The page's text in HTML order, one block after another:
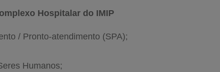
Hospitalar do IMIP
/ Pronto-atendimento (SPA);
Humanos;